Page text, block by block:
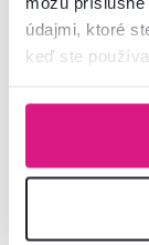
údajmi, ktoré
keď ste
Zrkadlo 65,